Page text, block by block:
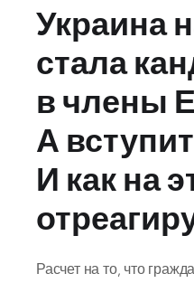
Украина
стала
в члены
А
И как на
Расчет на то, что